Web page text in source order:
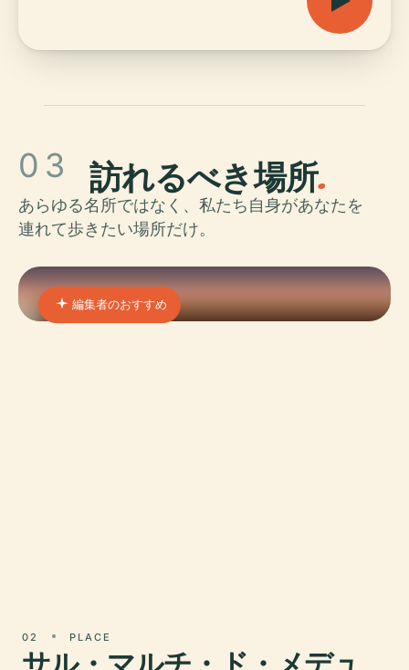
03 訪れるべき場所.
あらゆる名所ではなく、私たち自身があなたを
連れて歩きたい場所だけ。
編集者のおすすめ
02 PLACE